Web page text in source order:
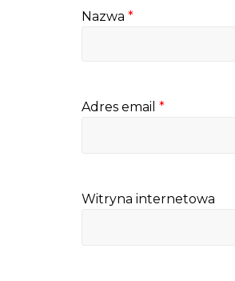
Nazwa *
Adres email *
Witryna internetowa